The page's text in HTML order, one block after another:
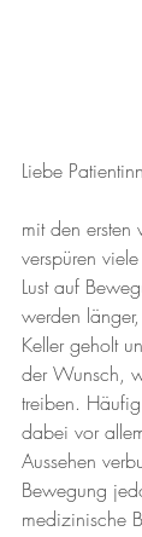
Liebe
mit den ersten
verspüren
Lust auf
werden
Keller geholt
der Wunsch,
treiben.
dabei vor
Aussehen
Bewegung
medizinische